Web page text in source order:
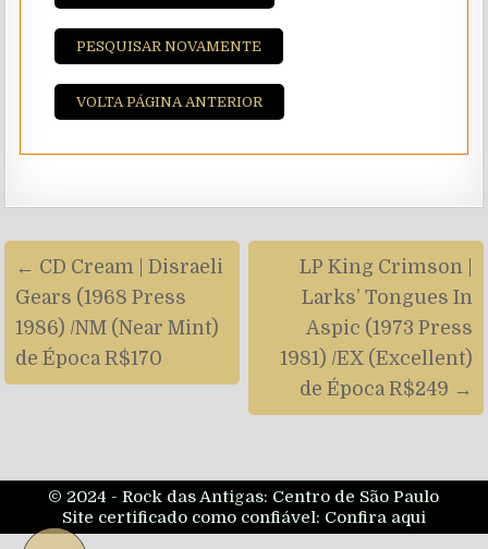
PESQUISAR NOVAMENTE
VOLTA PÁGINA ANTERIOR
Navegação
de
artigos
LP King Crimson |
Larks’ Tongues In
Aspic (1973 Press
1981) /EX (Excellent)
de Época R$249 →
← CD Cream | Disraeli
Gears (1968 Press
1986) /NM (Near Mint)
de Época R$170
© 2024 - Rock das Antigas: Centro de São Paulo
Site certificado como confiável: Confira aqui